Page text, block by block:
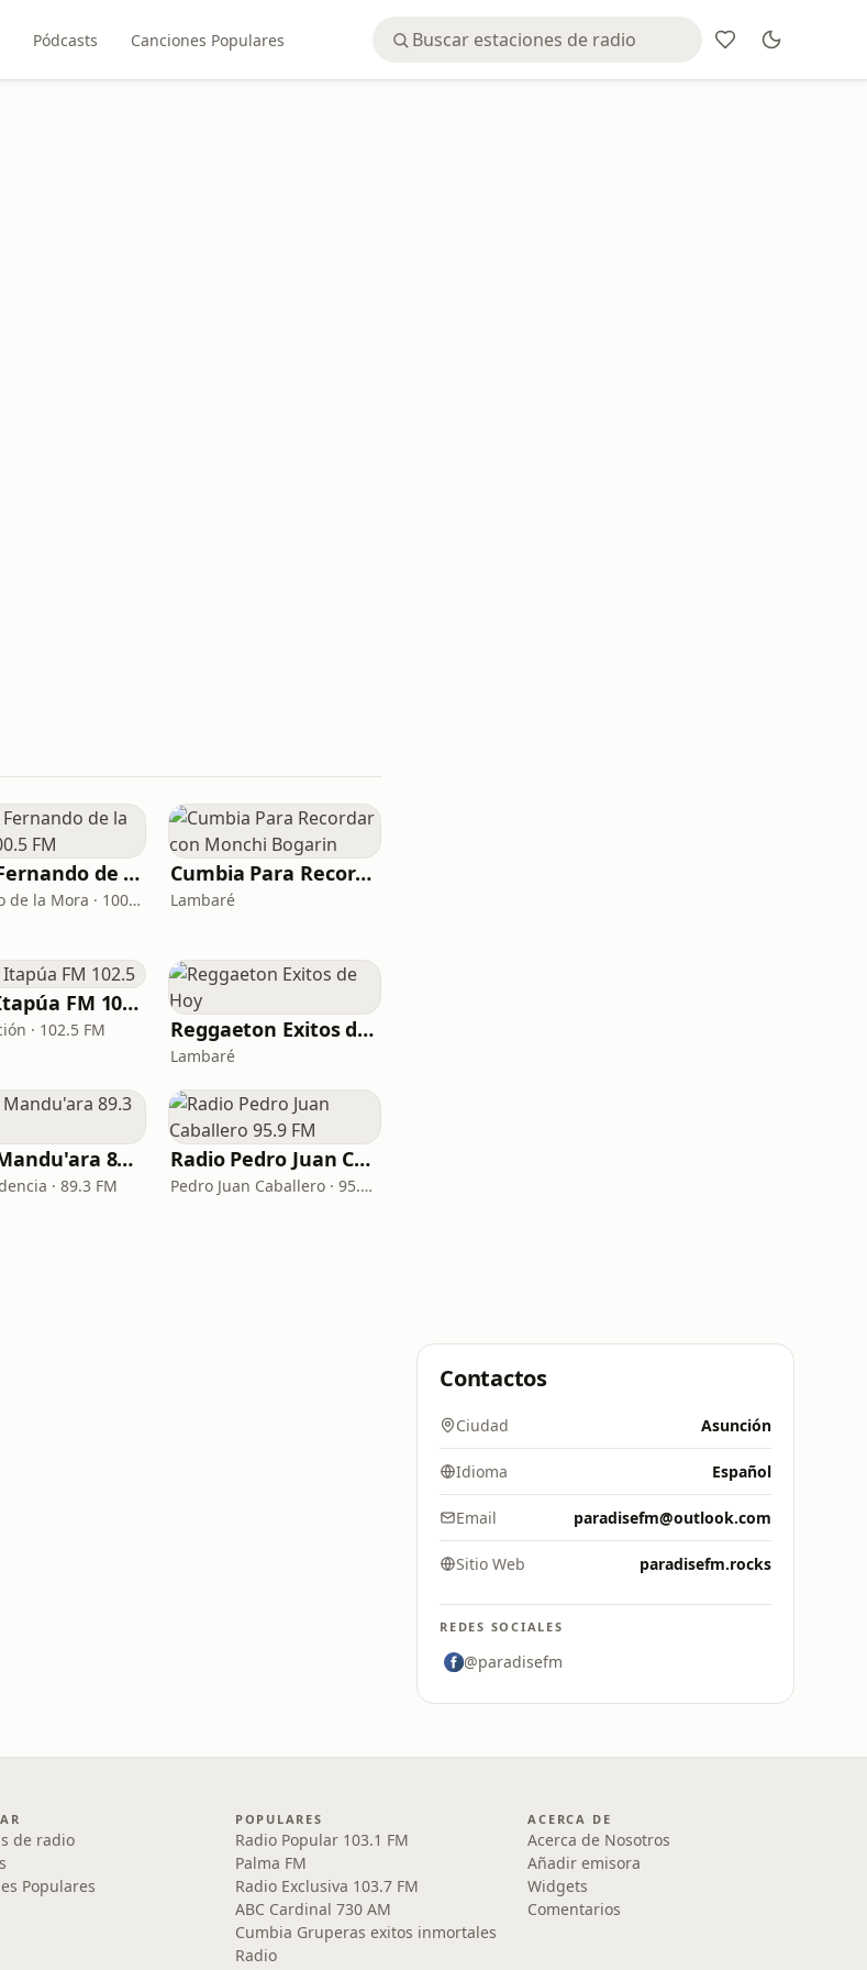
Pódcasts Canciones Populares
Radio Fernando de la Mora 100.5 FM
Fernando de la Mora · 100.5 FM
Cumbia Para Recordar con Monchi Bogarin
Lambaré
Radio Itapúa FM 102.5
· 102.5 FM Reggaeton Exitos de Hoy
Lambaré
Radio Mandu'ara 89.3 FM
· 89.3 FM
Radio Pedro Juan Caballero 95.9 FM
Pedro Juan Caballero · 95.9 FM
Contactos
Ciudad Asunción
Idioma Español
Email paradisefm@outlook.com
Sitio Web paradisefm.rocks
REDES SOCIALES
@paradisefm
de radio
Populares
POPULARES
Radio Popular 103.1 FM
Palma FM
Radio Exclusiva 103.7 FM
ABC Cardinal 730 AM
Cumbia Gruperas exitos inmortales
Radio
ACERCA DE
Acerca de Nosotros
Añadir emisora
Widgets
Comentarios